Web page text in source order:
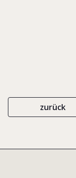
zurück